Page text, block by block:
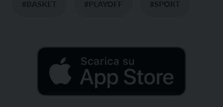
#BASKET #PLAYOFF #SPORT